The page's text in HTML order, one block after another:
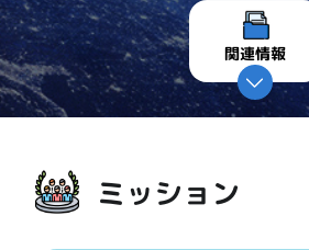
関連情報
ミッション